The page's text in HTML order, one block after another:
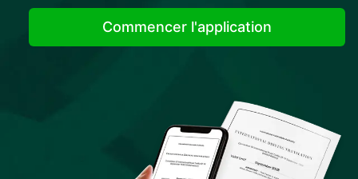
Commencer l'application